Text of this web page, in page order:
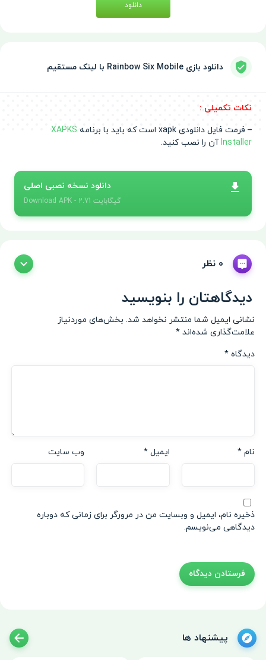
دانلود
دانلود بازی Rainbow Six Mobile با لینک مستقیم
نکات تکمیلی :
– فرمت فایل دانلودی xapk است که باید با برنامه‌
XAPKS
Installerآن را نصب کنید.
دانلود نسخه نصبی اصلی
Download APK - 2.71 گیگابایت
0 نظر
دیدگاهتان را بنویسید
نشانی ایمیل شما منتشر نخواهد شد. بخش‌های موردنیاز
علامت‌گذاری شده‌اند *
دیدگاه *
نام * ایمیل* وب‌ سایت
ذخیره نام، ایمیل و وبسایت من در مرورگر برای زمانی که دوباره
دیدگاهی می‌نویسم.
پیشنهاد ها